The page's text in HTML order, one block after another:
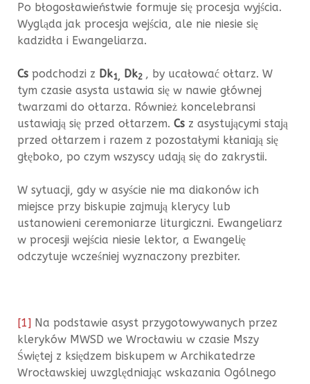
Po błogosławieństwie formuje się procesja wyjścia.
Wygląda jak procesja wejścia, ale nie niesie się
kadzidła i Ewangeliarza.
Cs podchodzi z Dk1, Dk2 , by ucałować ołtarz. W
tym czasie asysta ustawia się w nawie głównej
twarzami do ołtarza. Również koncelebransi
ustawiają się przed ołtarzem. Cs z asystującymi stają
przed ołtarzem i razem z pozostałymi kłaniają się
głęboko, po czym wszyscy udają się do zakrystii.
W sytuacji, gdy w asyście nie ma diakonów ich
miejsce przy biskupie zajmują klerycy lub
ustanowieni ceremoniarze liturgiczni. Ewangeliarz
w procesji wejścia niesie lektor, a Ewangelię
odczytuje wcześniej wyznaczony prezbiter.
[1] Na podstawie asyst przygotowywanych przez
kleryków MWSD we Wrocławiu w czasie Mszy
Świętej z księdzem biskupem w Archikatedrze
Wrocławskiej uwzględniając wskazania Ogólnego